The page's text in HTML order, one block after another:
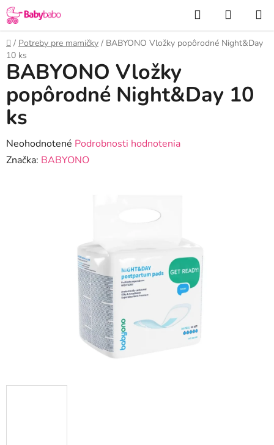
Prejsť
na
obsah
Hľadať
KOŠÍK
Domov
/ Potreby pre mamičky / BABYONO Vložky popôrodné Night&Day
10 ks
BABYONO Vložky
popôrodné Night&Day 10
ks
Priemerné
hodnotenie
Neohodnotené Podrobnosti hodnotenia
Značka: BABYONO